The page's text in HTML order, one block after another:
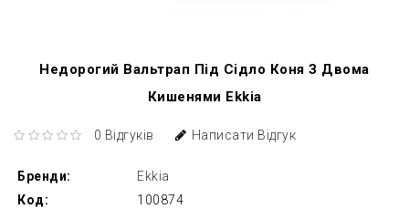
Недорогий Вальтрап Під Сідло Коня З Двома
Кишенями Ekkia
0 Відгуків Написати Відгук
Бренди:
Ekkia
Код:
100874